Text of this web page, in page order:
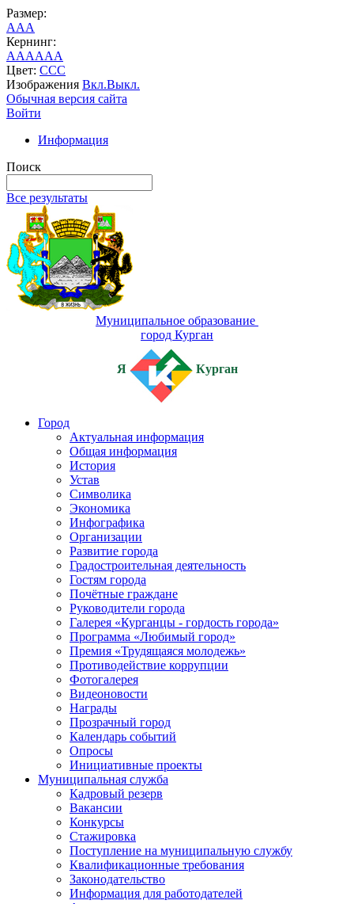
Размер:
AAA
Кернинг:
AAAAAA
Цвет: CCC
Изображения Вкл.Выкл.
Обычная версия сайта
Войти
Информация
Поиск
Все результаты
Муниципальное образование
город Курган
Я Курган
Город
Актуальная информация
Общая информация
История
Устав
Символика
Экономика
Инфографика
Организации
Развитие города
Градостроительная деятельность
Гостям города
Почётные граждане
Руководители города
Галерея «Курганцы - гордость города»
Программа «Любимый город»
Премия «Трудящаяся молодежь»
Противодействие коррупции
Фотогалерея
Видеоновости
Награды
Прозрачный город
Календарь событий
Опросы
Инициативные проекты
Муниципальная служба
Кадровый резерв
Вакансии
Конкурсы
Стажировка
Поступление на муниципальную службу
Квалификационные требования
Законодательство
Информация для работодателей